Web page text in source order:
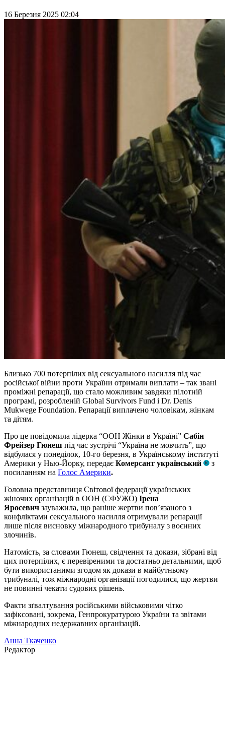
16 Березня 2025 02:04
Близько 700 потерпілих від сексуального насилля під час
російської війни проти України отримали виплати – так звані
проміжні репарації, що стало можливим завдяки пілотній
програмі, розробленій Global Survivors Fund і Dr. Denis
Mukwege Foundation. Репарації виплачено чоловікам, жінкам
та дітям.
Про це повідомила лідерка “ООН Жінки в Україні” Сабін
Фрейзер Гюнеш під час зустрічі “Україна не мовчить”, що
відбулася у понеділок, 10-го березня, в Українському інституті
Америки у Нью-Йорку, передає Комерсант український
з
посиланням на Голос Америки.
Головна представниця Світової федерації українських
жіночих організацій в ООН (СФУЖО) Ірена
Яросевич зауважила, що раніше жертви пов’язаного з
конфліктами сексуального насилля отримували репарації
лише після висновку міжнародного трибуналу з воєнних
злочинів.
Натомість, за словами Гюнеш, свідчення та докази, зібрані від
цих потерпілих, є перевіреними та достатньо детальними, щоб
бути використаними згодом як докази в майбутньому
трибуналі, тож міжнародні організації погодилися, що жертви
не повинні чекати судових рішень.
Факти зґвалтування російськими військовими чітко
зафіксовані, зокрема, Генпрокуратурою України та звітами
міжнародних недержавних організацій.
Анна Ткаченко
Редактор